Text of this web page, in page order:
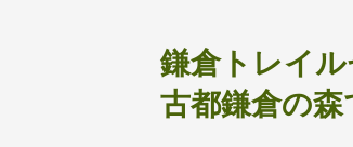
鎌倉トレイル
古都鎌倉の森